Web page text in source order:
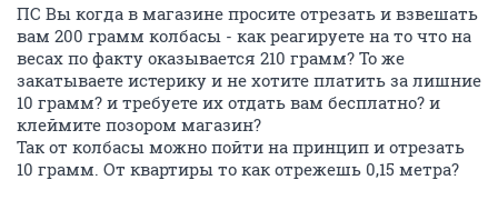
ПС Вы когда в магазине просите отрезать и взвешать
вам 200 грамм колбасы - как реагируете на то что на
весах по факту оказывается 210 грамм? То же
закатываете истерику и не хотите платить за лишние
10 грамм? и требуете их отдать вам бесплатно? и
клеймите позором магазин?
Так от колбасы можно пойти на принцип и отрезать
10 грамм. От квартиры то как отрежешь 0,15 метра?